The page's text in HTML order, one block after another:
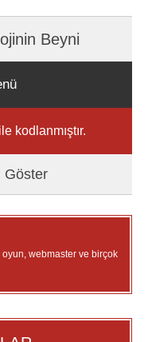
Beyni
ile kodlanmıştır.
Göster
oyun, webmaster ve birçok